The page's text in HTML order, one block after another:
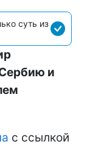
суть из
и
с ссылкой